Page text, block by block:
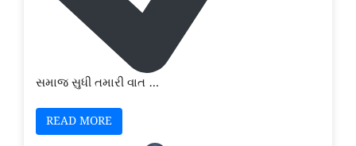
સમાજ સુધી તમારી વાત …
READ MORE